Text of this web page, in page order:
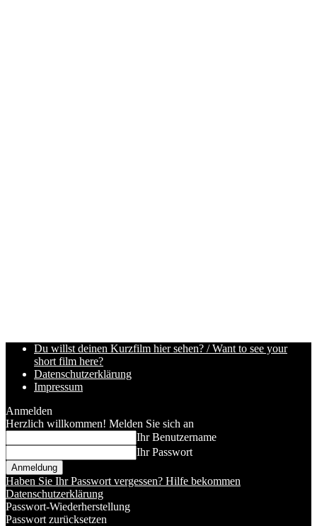
Du willst deinen Kurzfilm hier sehen? / Want to see your
short film here?
Datenschutzerklärung
Impressum
Anmelden
Herzlich willkommen! Melden Sie sich an
Ihr Benutzername
Ihr Passwort
Haben Sie Ihr Passwort vergessen? Hilfe bekommen
Datenschutzerklärung
Passwort-Wiederherstellung
Passwort zurücksetzen